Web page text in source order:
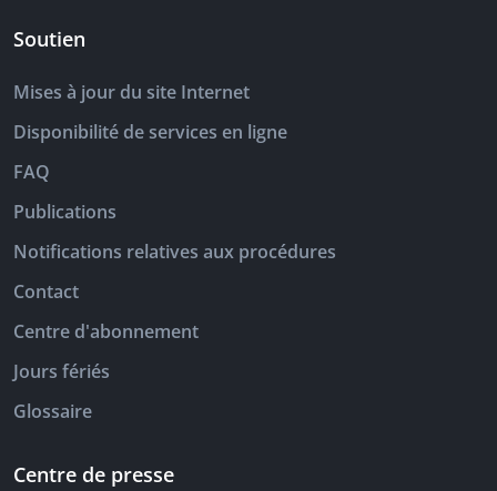
Soutien
Mises à jour du site Internet
Disponibilité de services en ligne
FAQ
Publications
Notifications relatives aux procédures
Contact
Centre d'abonnement
Jours fériés
Glossaire
Centre de presse